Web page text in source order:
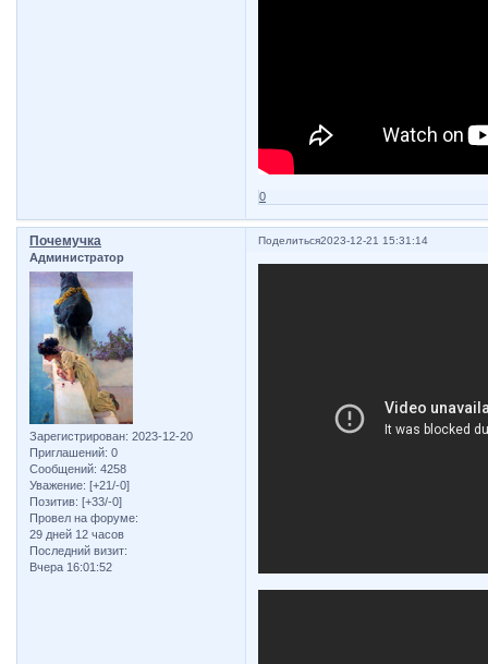
0
Поделиться2023-12-21 15:31:14
Почемучка
Администратор
Зарегистрирован: 2023-12-20
Приглашений: 0
Сообщений: 4258
Уважение: [+21/-0]
Позитив: [+33/-0]
Провел на форуме:
29 дней 12 часов
Последний визит:
Вчера 16:01:52